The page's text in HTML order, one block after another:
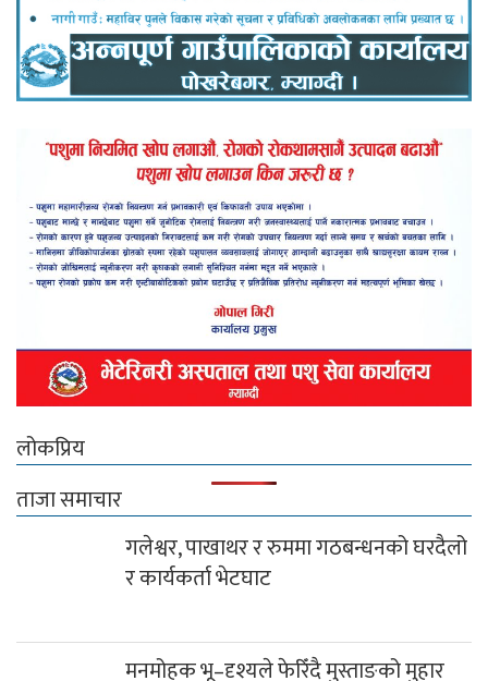
लोकप्रिय
ताजा समाचार
गलेश्वर, पाखाथर र रुममा गठबन्धनको घरदैलो
र कार्यकर्ता भेटघाट
मनमोहक भू–दृश्यले फेरिँदै मुस्ताङको मुहार